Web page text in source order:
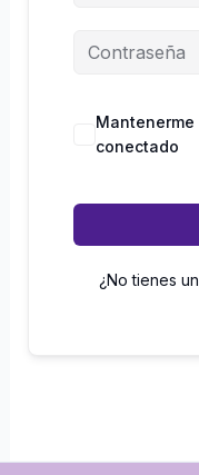
Mantenerme
conectado
¿No tienes